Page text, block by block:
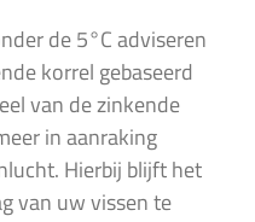
de 5°C adviseren
korrel gebaseerd
van de zinkende
in aanraking
Hierbij blijft het
van uw vissen te